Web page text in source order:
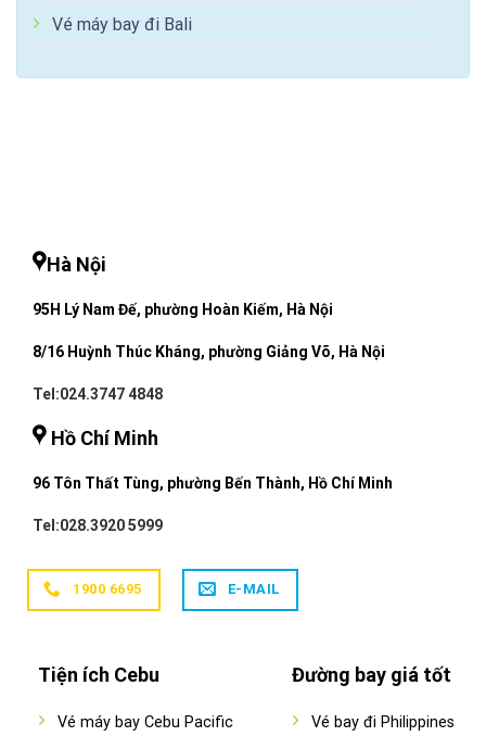
Vé máy bay đi Bali
Hà Nội
95H Lý Nam Đế, phường Hoàn Kiếm, Hà Nội
8/16 Huỳnh Thúc Kháng, phường Giảng Võ, Hà Nội
Tel:024.3747 4848
Hồ Chí Minh
96 Tôn Thất Tùng, phường Bến Thành, Hồ Chí Minh
Tel:028.3920 5999
1900 6695 E-MAIL
Tiện ích Cebu
Vé máy bay Cebu Pacific
Đường bay giá tốt
Vé bay đi Philippines